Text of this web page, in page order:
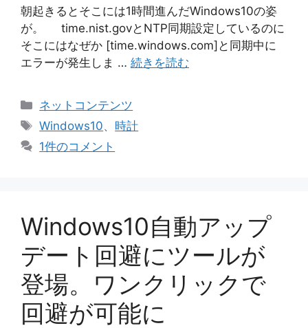
朝起きるとそこには1時間進んだWindows10の姿
が。 time.nist.govとNTP同期設定しているのに
そこにはなぜか [time.windows.com]と同期中に
エラーが発生しま … 続きを読む
カ
テ
リ
ネットコンテンツ
タ
グ
Windows10、 時計
1件のコメント
Windows10自動アップ
デート回避にツールが
登場。ワンクリックで
回避が可能に